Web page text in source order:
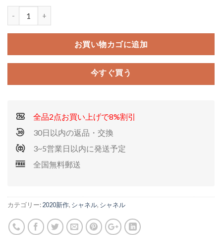
お買い物カゴに追加
今すぐ買う
全品2点お買い上げで8%割引
30日以内の返品・交換
3~5営業日以内に発送予定
全国無料郵送
カテゴリー:2020新作, シャネル, シャネル